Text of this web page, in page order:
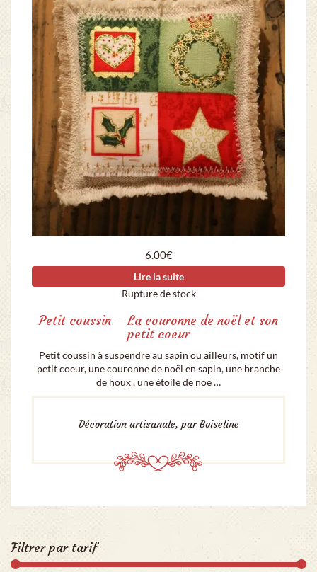
6.00€
Lire la suite
Rupture de stock
Petit coussin – La couronne de noël et son
petit coeur
Petit coussin à suspendre au sapin ou ailleurs, motif un
petit coeur, une couronne de noël en sapin, une branche
de houx , une étoile de noë …
Décoration artisanale, par Boiseline
Filtrer par tarif